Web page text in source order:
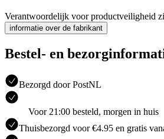
Verantwoordelijk voor productveiligheid
informatie over de fabrikant
Bestel- en
Bezorgd door PostNL
Voor 21:00 besteld, morgen in huis
Thuisbezorgd voor €4.95 en gratis